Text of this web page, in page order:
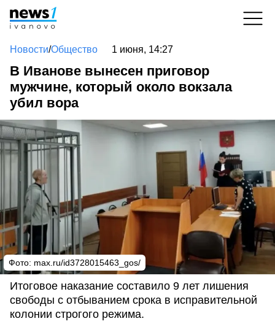
Новости/Общество 1 июня, 14:27
В Иванове вынесен приговор
мужчине, который около вокзала
убил вора
Фото: max.ru/id3728015463_gos/
Итоговое наказание составило 9 лет лишения
свободы с отбыванием срока в исправительной
колонии строгого режима.